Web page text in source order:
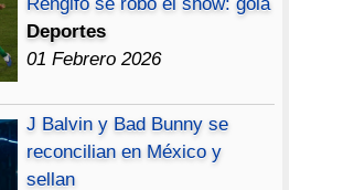
Deportes
01 Febrero 2026
J Balvin y Bad Bunny se
reconcilian en México y
sellan